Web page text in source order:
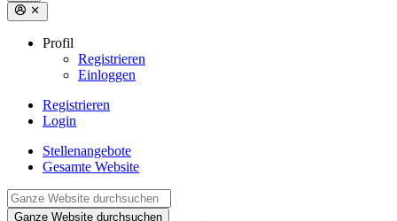
Profil
Registrieren
Einloggen
Registrieren
Login
Stellenangebote
Gesamte Website